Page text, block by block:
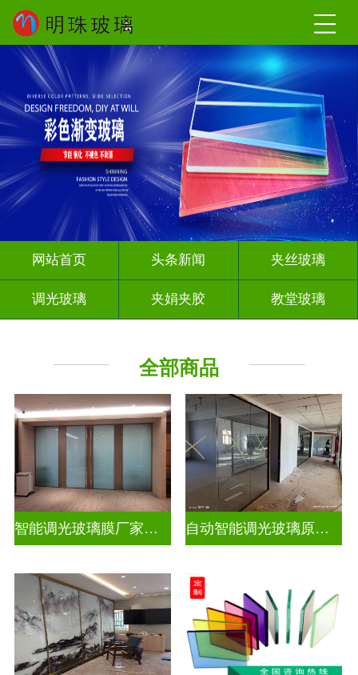
网站首页 头条新闻 夹丝玻璃
调光玻璃 夹娟夹胶 教堂玻璃
全部商品
智能调光玻璃膜厂家排名榜 自动智能调光玻璃原理是什么